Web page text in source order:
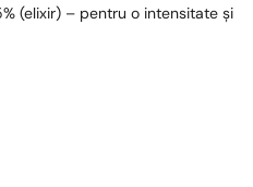
(elixir) – pentru o intensitate și